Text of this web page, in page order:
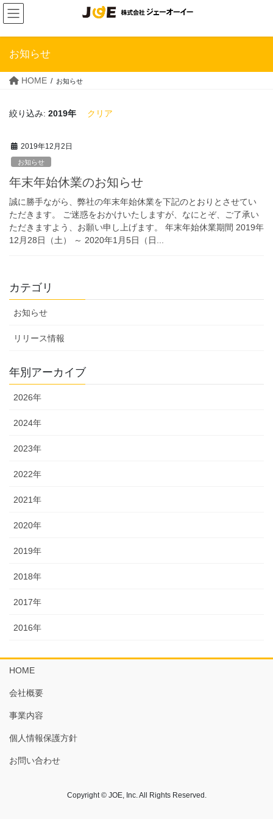
Skip
Skip
お知らせ
HOME お知らせ
絞り込み: 2019年 クリア
2019年12月2日
お知らせ
年末年始休業のお知らせ
誠に勝手ながら、弊社の年末年始休業を下記のとおりとさせてい
ただきます。 ご迷惑をおかけいたしますが、なにとぞ、ご了承い
ただきますよう、お願い申し上げます。 年末年始休業期間 2019年
12月28日（土） ～ 2020年1月5日（日...
カテゴリ
お知らせ
リリース情報
年別アーカイブ
2026年
2024年
2023年
2022年
2021年
2020年
2019年
2018年
2017年
2016年
HOME
会社概要
事業内容
個人情報保護方針
お問い合わせ
Copyright © JOE, Inc. All Rights Reserved.